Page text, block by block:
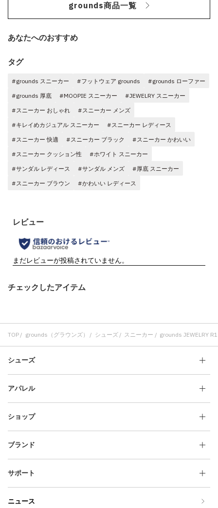
grounds商品一覧
あなたへのおすすめ
タグ
#grounds スニーカー #フットウェア grounds
#grounds ローファー
#grounds 厚底
#MOOPIE スニーカー
#JEWELRY スニーカー
#スニーカー おしゃれ
#スニーカー メンズ
#キレイめカジュアル スニーカー
#スニーカー レディース
#スニーカー 快適
#スニーカー ブラック
#スニーカー かわいい
#スニーカー クッション性
#ホワイト スニーカー
#サンダル レディース
#サンダル メンズ
#厚底 スニーカー
#スニーカー ブラウン
#かわいい レディース
チェックしたアイテム
TOP grounds（グラウンズ） シューズ スニーカー grounds JEWELRY
シューズ
アパレル
ショップ
ブランド
サポート
ニュース